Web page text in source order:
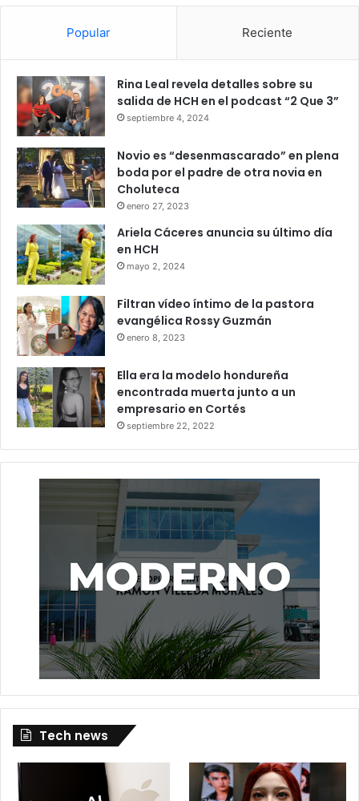
Lo investigan por extorsión y
otros delitos
Además del delito de organizaciones terroristas, las
autoridades salvadoreñas mantienen abiertas otras líneas
de investigación en contra del detenido.
Entre los delitos que se le atribuyen figuran agrupaciones
ilícitas, homicidio y extorsión agravada, hechos que
continúan bajo investigación por parte de las instituciones
Las pesquisas apuntan a que también habría participado
en actividades relacionadas con la distribución de drogas
y la recolección de dinero producto de extorsiones.
Popular Reciente
Rina Leal revela detalles sobre su
salida de HCH en el podcast “2 Que 3”
septiembre 4, 2024
Novio es “desenmascarado” en plena
boda por el padre de otra novia en
Choluteca
enero 27, 2023
Ariela Cáceres anuncia su último día
en HCH
mayo 2, 2024
Filtran vídeo íntimo de la pastora
evangélica Rossy Guzmán
enero 8, 2023
Ella era la modelo hondureña
encontrada muerta junto a un
empresario en Cortés
septiembre 22, 2022
Tech news